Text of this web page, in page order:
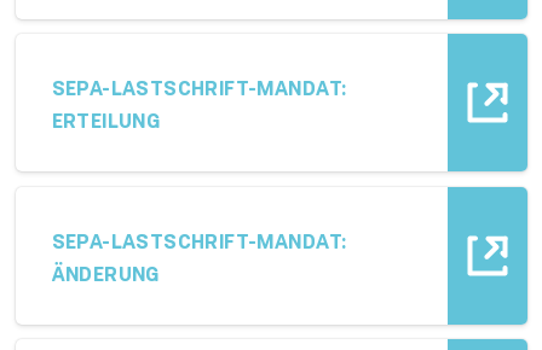
SEPA-LASTSCHRIFT-MANDAT:
ERTEILUNG
SEPA-LASTSCHRIFT-MANDAT:
ÄNDERUNG